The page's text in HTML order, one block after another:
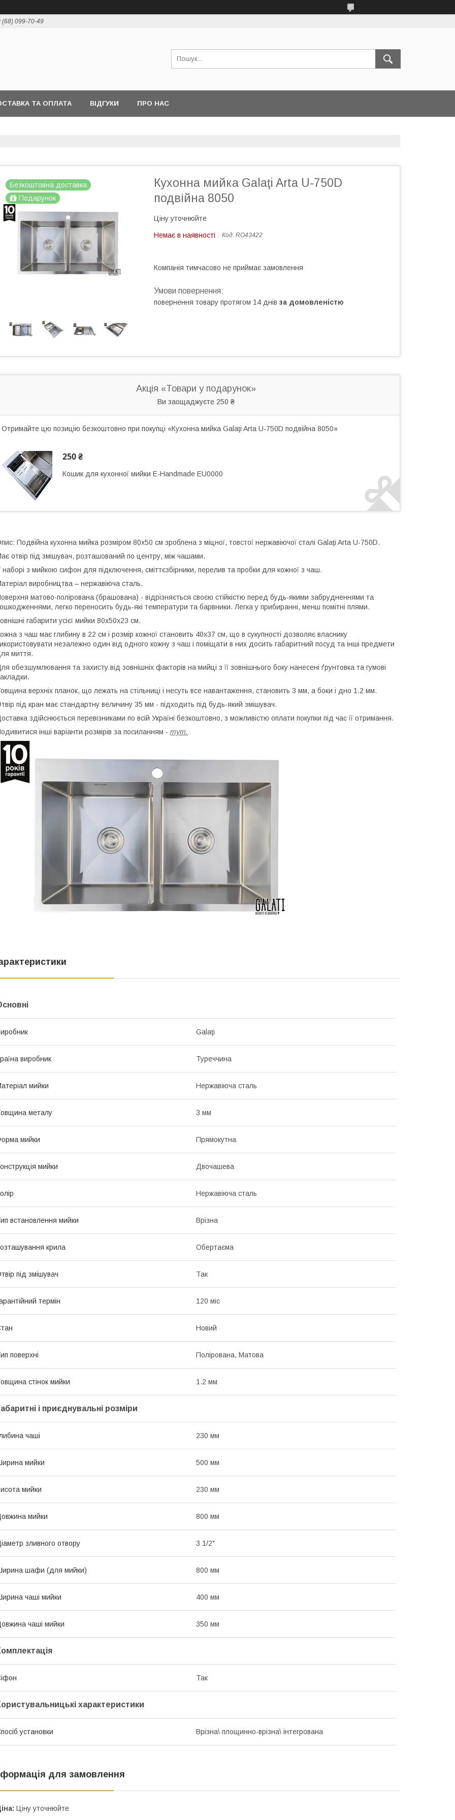
(68) 099-70-49
ТА ОПЛАТА ВІДГУКИ ПРО НАС
Безкоштовна доставка
Подарунок
Кухонна мийка Galaţi Arta U-750D
подвійна 8050
Ціну уточнюйте
Немає в наявності Код: RO43422
Компанія тимчасово не приймає замовлення
повернення товару протягом 14 днів за домовленістю
Акція «Товари у подарунок»
Ви заощаджуєте 250 ₴
Отримайте цю позицію безкоштовно при покупці «Кухонна мийка Galaţi Arta U-750D подвійна 8050»
250 ₴
Кошик для кухонної мийки E-Handmade EU0000
Подвійна кухонна мийка розміром 80х50 см зроблена з міцної, товстої нержавіючої сталі Galaţi Arta U-750D.
отвір під змішувач, розташований по центру, між чашами.
наборі з мийкою сифон для підключення, сміттєзбірники, перелив та пробки для кожної з чаш.
виробництва – нержавіюча сталь.
матово-полірована (брашована) - відрізняється своєю стійкістю перед будь-якими забрудненнями та
легко переносить будь-які температури та барвники. Легка у прибиранні, менш помітні плями.
габарити усієї мийки 80х50х23 см.
з чаш має глибину в 22 см і розмір кожної становить 40х37 см, що в сукупності дозволяє власнику
незалежно один від одного кожну з чаш і поміщати в них досить габаритний посуд та інші предмети
миття.
обезшумлювання та захисту від зовнішніх факторів на мийці з її зовнішнього боку нанесені ґрунтовка та гумові
верхніх планок, що лежать на стільниці і несуть все навантаження, становить 3 мм, а боки і дно 1.2 мм.
під кран має стандартну величину 35 мм - підходить під будь-який змішувач.
здійснюється перевізниками по всій Україні безкоштовно, з можливістю оплати покупки під час її отримання.
інші варіанти розмірів за посиланням - тут.
Galaţi
виробник Туреччина
мийки Нержавіюча сталь
металу 3 мм
мийки Прямокутна
мийки Двочашева
Нержавіюча сталь
встановлення мийки Врізна
крила Обертаєма
під змішувач Так
термін 120 міс
Новий
поверхні Полірована, Матова
стінок мийки 1.2 мм
і приєднувальні розміри
чаші 230 мм
мийки 500 мм
мийки 230 мм
мийки 800 мм
зливного отвору 3 1/2"
шафи (для мийки) 800 мм
чаші мийки 400 мм
чаші мийки 350 мм
Так
характеристики
установки Врізна\ площинно-врізна\ інтегрована
для замовлення
Ціну уточнюйте